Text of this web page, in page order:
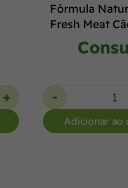
+
Fórmula
Fresh Meat
Adultos
-
Adicionar ao